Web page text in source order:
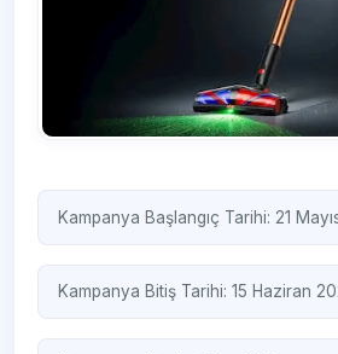
Kampanya Başlangıç Tarihi: 21
Kampanya Bitiş Tarihi: 15 Haziran